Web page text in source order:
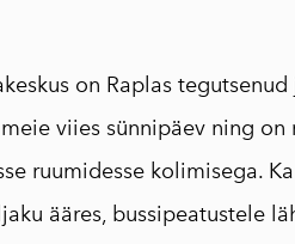
on Raplas
viies sünnipäev ning
ruumidesse kolimisega.
ääres, bussipeatustele